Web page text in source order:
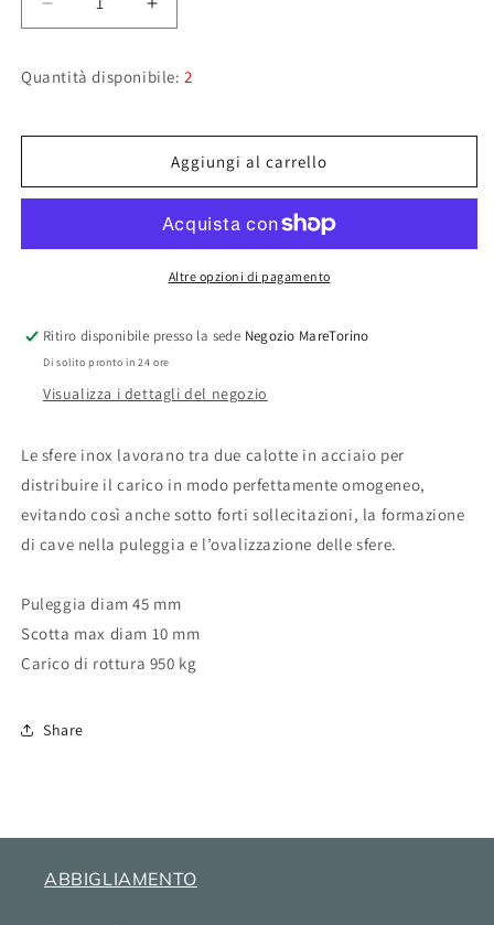
Diminuisci
quantità
Bozzello
45
Aumenta
quantità
Bozzello
arricavo
Viadana
45
mm
Quantità disponibile:2
Aggiungi al carrello
Altre opzioni di pagamento
Ritiro disponibile presso la sede Negozio MareTorino
Di solito pronto in 24 ore
Visualizza i dettagli del negozio
Le sfere inox lavorano tra due calotte in acciaio per
distribuire il carico in modo perfettamente omogeneo,
evitando così anche sotto forti sollecitazioni, la formazione
di cave nella puleggia e l’ovalizzazione delle sfere.
Puleggia diam 45 mm
Scotta max diam 10 mm
Carico di rottura 950 kg
Share
ABBIGLIAMENTO